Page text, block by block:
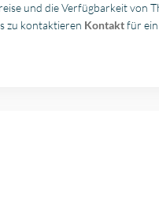
und die Verfügbarkeit von
zu kontaktieren Kontaktfür ein